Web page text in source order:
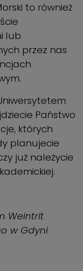
to również
lub
przez nas
Państwo
których
planujecie
już należycie
Weintrit
w Gdyni